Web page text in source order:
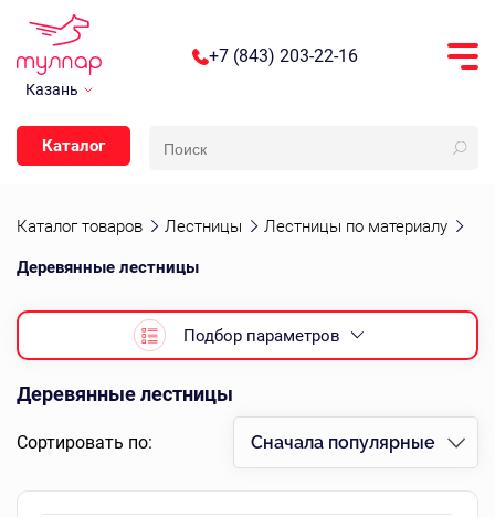
Казань
+7 (843) 203-22-16
Каталог
Каталог товаров Лестницы Лестницы по материалу
Деревянные лестницы
Подбор параметров
Деревянные лестницы
Сортировать по: Сначала популярные